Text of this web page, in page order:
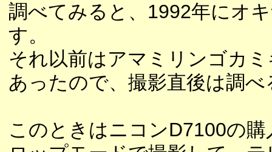
調べてみると、1992年にオ
す。
それ以前はアマミリンゴカ
あったので、撮影直後は調
このときはニコンD7100の